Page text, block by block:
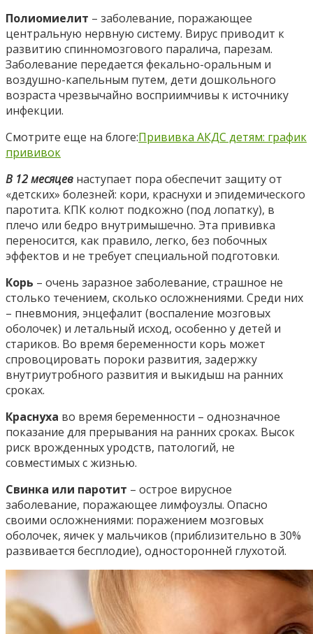
Полиомиелит – заболевание, поражающее
центральную нервную систему. Вирус приводит к
развитию спинномозгового паралича, парезам.
Заболевание передается фекально-оральным и
воздушно-капельным путем, дети дошкольного
возраста чрезвычайно восприимчивы к источнику
инфекции.
Смотрите еще на блоге:Прививка АКДС детям: график
прививок
В 12 месяцев наступает пора обеспечит защиту от
«детских» болезней: кори, краснухи и эпидемического
паротита. КПК колют подкожно (под лопатку), в
плечо или бедро внутримышечно. Эта прививка
переносится, как правило, легко, без побочных
эффектов и не требует специальной подготовки.
Корь – очень заразное заболевание, страшное не
столько течением, сколько осложнениями. Среди них
– пневмония, энцефалит (воспаление мозговых
оболочек) и летальный исход, особенно у детей и
стариков. Во время беременности корь может
спровоцировать пороки развития, задержку
внутриутробного развития и выкидыш на ранних
сроках.
Краснуха во время беременности – однозначное
показание для прерывания на ранних сроках. Высок
риск врожденных уродств, патологий, не
совместимых с жизнью.
Свинка или паротит – острое вирусное
заболевание, поражающее лимфоузлы. Опасно
своими осложнениями: поражением мозговых
оболочек, яичек у мальчиков (приблизительно в 30%
развивается бесплодие), односторонней глухотой.